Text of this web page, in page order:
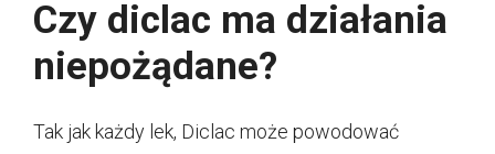
Czy diclac ma działania
niepożądane?
Tak jak każdy lek, Diclac może powodować